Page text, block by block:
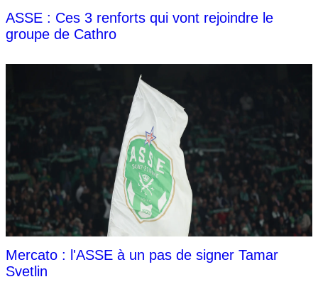
ASSE : Ces 3 renforts qui vont rejoindre le
groupe de Cathro
Mercato : l'ASSE à un pas de signer Tamar
Svetlin